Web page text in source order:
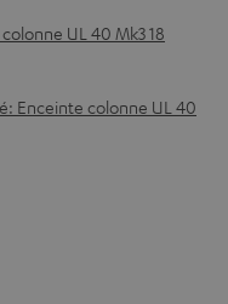
UL 40 Mk3 18
Enceinte colonne UL 40